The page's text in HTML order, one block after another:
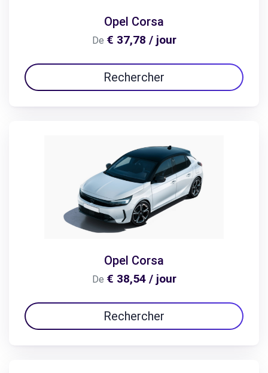
Opel Corsa
De € 37,78 / jour
Rechercher
Opel Corsa
De € 38,54 / jour
Rechercher